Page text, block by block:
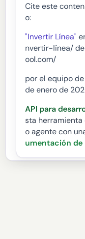
Cite este
o:
"Invertir Línea"
nvertir-línea/ de
ool.com/
por el equipo
de enero de
API para
sta
o agente con
umentación de